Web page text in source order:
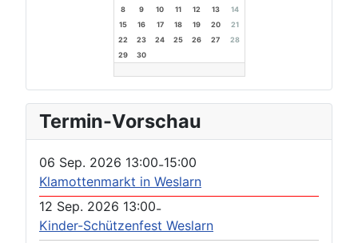
8
9 10 11 12 13
14
15
16 17 18 19 20
21
22
23 24 25 26 27
28
29
30
Termin-Vorschau
06 Sep. 2026 13:00-15:00
Klamottenmarkt in Weslarn
12 Sep. 2026 13:00-
Kinder-Schützenfest Weslarn